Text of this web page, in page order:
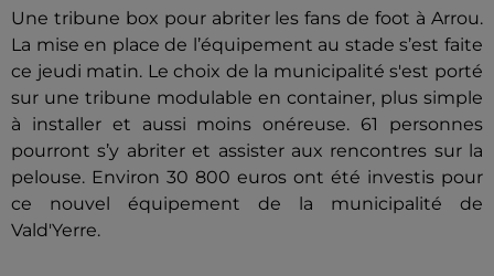
Une tribune box pour abriter les fans de foot à Arrou.
La mise en place de l’équipement au stade s’est faite
ce jeudi matin. Le choix de la municipalité s'est porté
sur une tribune modulable en container, plus simple
à installer et aussi moins onéreuse. 61 personnes
pourront s’y abriter et assister aux rencontres sur la
pelouse. Environ 30 800 euros ont été investis pour
ce nouvel équipement de la municipalité de
Vald'Yerre.